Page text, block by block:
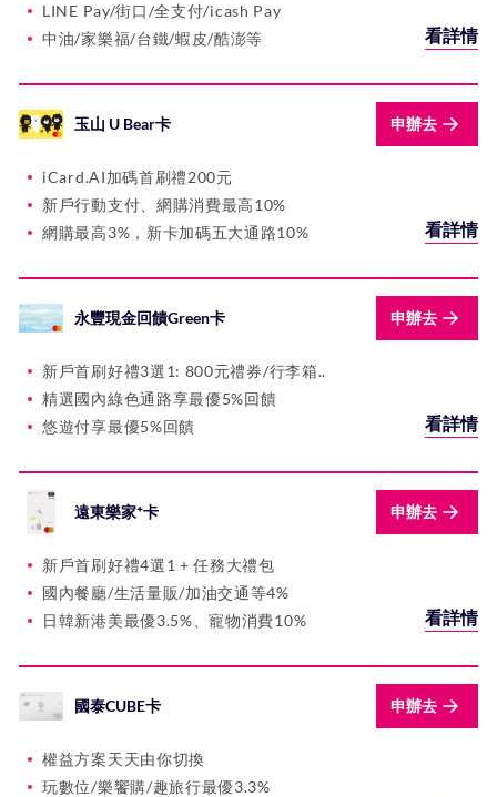
LINE Pay/街口/全支付/icash Pay
中油/家樂福/台鐵/蝦皮/酷澎等
看詳情
玉山 U Bear卡 申辦去
iCard.AI加碼首刷禮200元
新戶行動支付、網購消費最高10%
網購最高3%，新卡加碼五大通路10%
看詳情
永豐現金回饋Green卡 申辦去
新戶首刷好禮3選1: 800元禮券/行李箱..
精選國內綠色通路享最優5%回饋
悠遊付享最優5%回饋
看詳情
遠東樂家⁺卡 申辦去
新戶首刷好禮4選1 + 任務大禮包
國內餐廳/生活量販/加油交通等4%
日韓新港美最優3.5%、寵物消費10%
看詳情
國泰CUBE卡 申辦去
權益方案天天由你切換
玩數位/樂饗購/趣旅行最優3.3%